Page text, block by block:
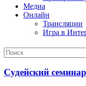
Медиа
Онлайн
Трансляции
Игра в
Судейский